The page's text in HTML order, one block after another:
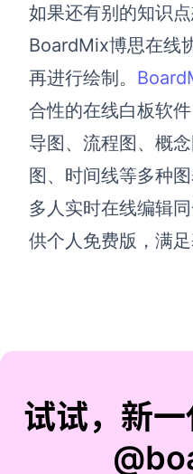
如果还有别的知识
BoardMix博思在线
再进行绘制。
合性的在线白板软
导图、流程图、概
图、时间线等多种
多人实时在线编辑
供个人免费版，满
试试，新